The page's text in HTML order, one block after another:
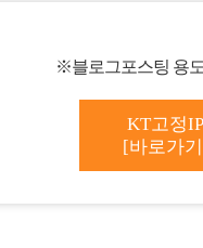
※블로그포스팅 용
KT고정IP
[바로가